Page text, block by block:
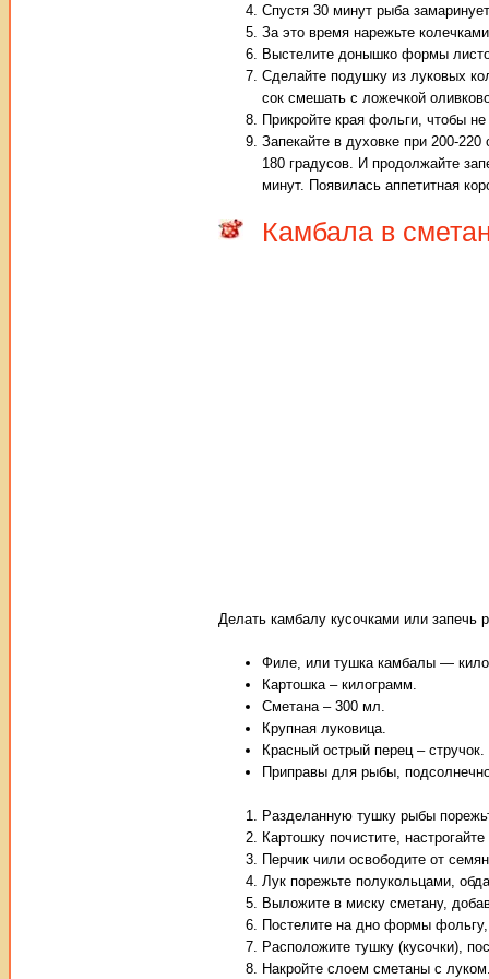
Спустя 30 минут рыба
За это время нарежьте
Выстелите донышко формы
Сделайте подушку из луковых
сок смешать с ложечкой
Прикройте края фольги, чтобы
Запекайте в духовке при 200-
180 градусов. И продолжайте
минут. Появилась аппетитная
Камбала в
Делать камбалу кусочками или запечь
Филе, или тушка камбалы —
Картошка – килограмм.
Сметана – 300 мл.
Крупная луковица.
Красный острый перец – стручок.
Приправы для рыбы,
Разделанную тушку рыбы
Картошку почистите,
Перчик чили освободите от
Лук порежьте полукольцами,
Выложите в миску сметану,
Постелите на дно формы
Расположите тушку (кусочки),
Накройте слоем сметаны с